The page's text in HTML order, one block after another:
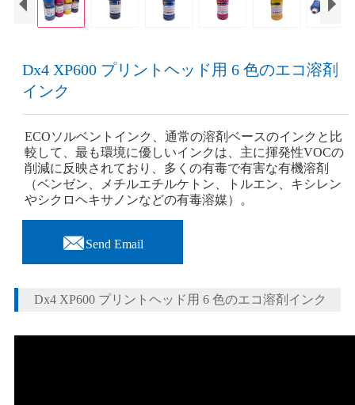
Dx4 XP600 プリントヘッド用 6 色のエコ溶剤
インク
ECOソルベントインク、通常の溶剤ベースのインクと比
較して、最も環境に優しいインクは、主に揮発性VOCの
削減に反映されており、多くの有毒で有害な有機溶剤
（ベンゼン、メチルエチルケトン、トルエン、キシレン
やシクロヘキサノンなどの有毒溶媒）。
Send Email
Dx4 XP600 プリントヘッド用 6 色のエコ溶剤インク